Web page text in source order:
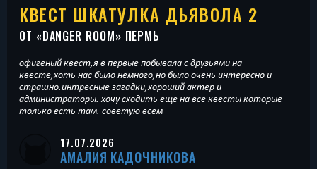
КВЕСТ ШКАТУЛКА ДЬЯВОЛА 2
ОТ «DANGER ROOM» ПЕРМЬ
офигеный квест,я в первые побывала с друзьями на
квесте,хоть нас было немного,но было очень интересно и
страшно.интресные загадки,хороший актер и
администраторы. хочу сходить еще на все квесты которые
только есть там. советую всем
17.07.2026
АМАЛИЯ КАДОЧНИКОВА